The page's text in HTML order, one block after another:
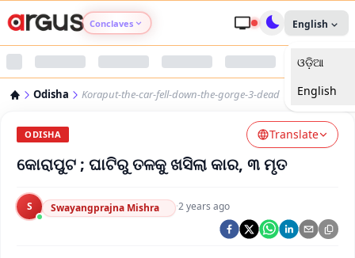
Conclaves
Argus Nari Shakti
Argus Swaad Odisha
English
ଓଡ଼ିଆ
English
Odisha Koraput-the-car-fell-down-the-gorge-3-dead
ODISHA Translate
କୋରାପୁଟ ; ଘାଟିରୁ ତଳକୁ ଖସିଲା କାର, ୩ ମୃତ
S Swayangprajna Mishra ·2 years ago